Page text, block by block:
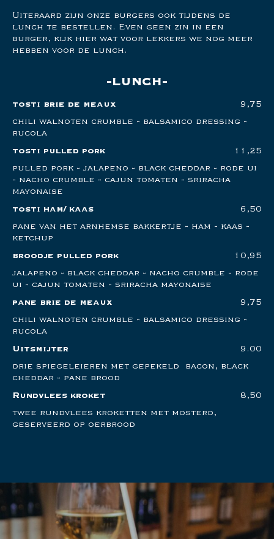
Uiteraard zijn onze burgers ook tijdens de
lunch te bestellen. Even geen zin in een
burger, kijk hier wat voor lekkers we nog meer
hebben voor de lunch.
lunch
tosti brie de meaux
9,75
chili walnoten crumble - balsamico dressing -
rucola
tosti pulled pork
11,25
pulled pork - jalapeno - black cheddar - rode ui
- nacho crumble - cajun tomaten - sriracha
mayonaise
tosti ham/ kaas
6,50
pane van het arnhemse bakkertje - ham - kaas -
ketchup
broodje pulled pork
10,95
jalapeno - black cheddar - nacho crumble - rode
ui - cajun tomaten - sriracha mayonaise
pane brie de meaux
9,75
chili walnoten crumble - balsamico dressing -
rucola
Uitsmijter
9.00
drie spiegeleieren met gepekeld bacon, black
cheddar - pane brood
Rundvlees kroket
8,50
twee rundvlees kroketten met mosterd,
geserveerd op oerbrood